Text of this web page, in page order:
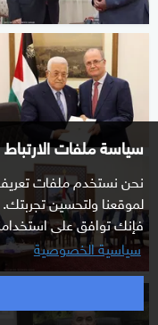
سياسة ملفات الارتباط
نحن نستخدم ملفات
لموقعنا ولتحسين
فإنك توافق على
سياسية الخصوصية